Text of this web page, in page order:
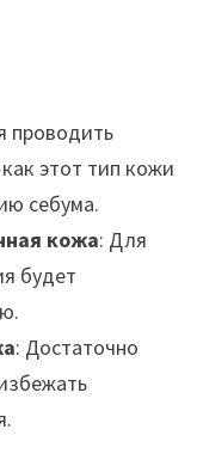
проводить
этот тип кожи
себума.
кожа: Для
будет
: Достаточно